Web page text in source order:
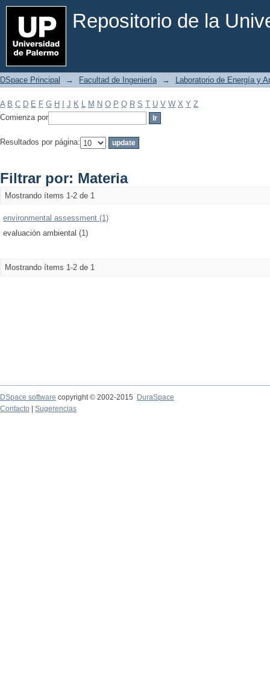
Repositorio de la
Filtrar por: Materia
DSpace Principal → Facultad de Ingeniería → Laboratorio de Energía y
A B C D E F G H J K L M N O P Q R S T U V W X Y Z
Comienza por
Resultados por página:
Filtrar por: Materia
Mostrando ítems 1-2 de 1
environmental assessment (1)
evaluación ambiental (1)
Mostrando ítems 1-2 de 1
DSpace software copyright © 2002-2015
DuraSpace
Contacto
Sugerencias